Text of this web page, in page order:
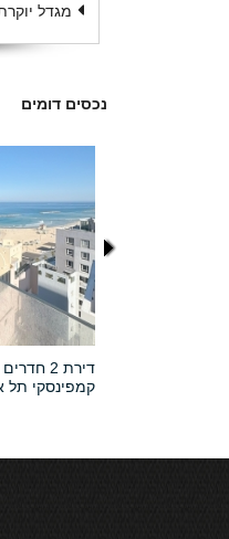
מגדל
נכסים דומים
דירת 2
קמפינסקי תל